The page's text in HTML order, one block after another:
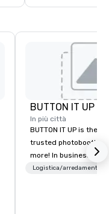
600 acri. C'è
BUTTON IT UP
In più città
BUTTON IT UP is the
trusted photobooth
more! In business for 35+ years, we
have the largest
Logistica/arredamento